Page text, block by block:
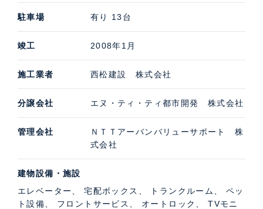
駐車場 有り 13台
竣工 2008年1月
施工業者 西松建設 株式会社
分譲会社 エヌ・ティ・ティ都市開発 株式会社
管理会社
ＮＴＴアーバンバリューサポート 株
式会社
建物設備・施設
エレベーター、 宅配ボックス、 トランクルーム、 ペッ
ト設備、 フロントサービス、 オートロック、 TVモニ